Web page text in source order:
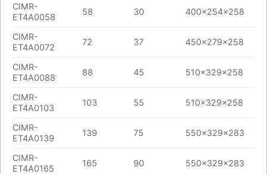
CIMR-
ET4A0058
58 30 400x254x258
CIMR-
ET4A0072
72 37 450x279x258
CIMR-
ET4A0088
88 45 510x329x258
CIMR-
ET4A0103
103 55 510x329x258
CIMR-
ET4A0139
139 75 550x329x283
CIMR-
ET4A0165
165 90 550x329x283